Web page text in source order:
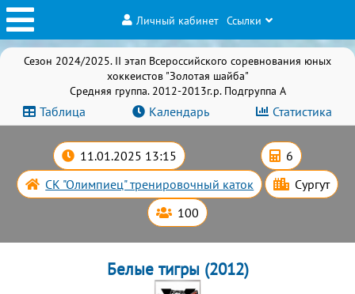
Личный кабинет Ссылки
Сезон 2024/2025. II этап Всероссийского соревнования юных
хоккеистов "Золотая шайба"
Средняя группа. 2012-2013г.р. Подгруппа А
Таблица Календарь Статистика
11.01.2025 13:15 6
СК "Олимпиец" тренировочный каток Сургут
100
Белые тигры (2012)